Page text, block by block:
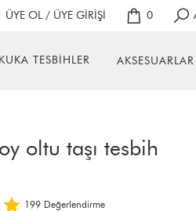
ÜYE OL / ÜYE GİRİŞİ 0
KUKA TESBİHLER AKSESUARLAR
oltu taşı tesbih
199 Değerlendirme